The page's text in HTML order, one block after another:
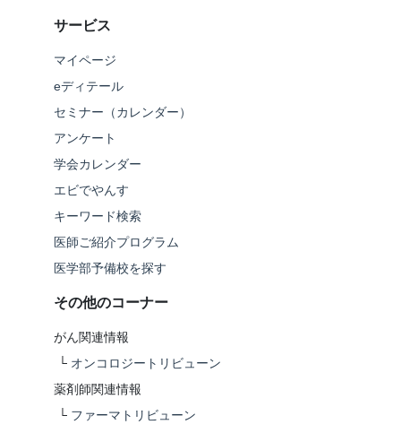
サービス
マイページ
eディテール
セミナー（カレンダー）
アンケート
学会カレンダー
エビでやんす
キーワード検索
医師ご紹介プログラム
医学部予備校を探す
その他のコーナー
がん関連情報
└ オンコロジートリビューン
薬剤師関連情報
└ ファーマトリビューン